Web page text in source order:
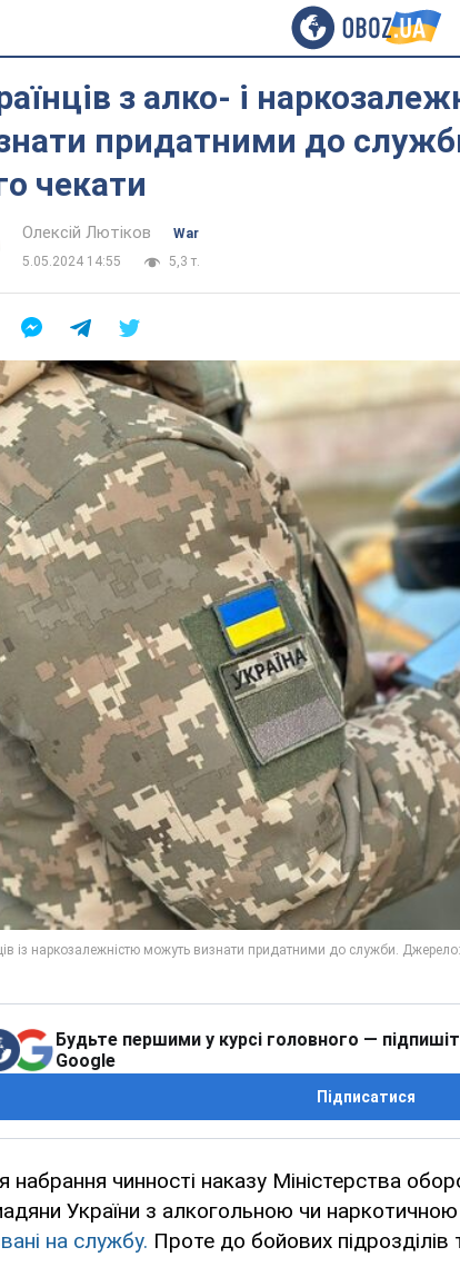
з алко- і
придатними до
чекати
Олексій Лютіков
War
5.05.2024 14:55
5,3 т.
Будьте першими у курсі головного —
Google
Підписатися
набрання чинності наказу Міністерства
України з алкогольною чи
на службу. Проте до бойових